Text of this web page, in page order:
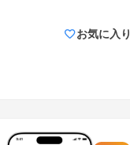
お気に入り